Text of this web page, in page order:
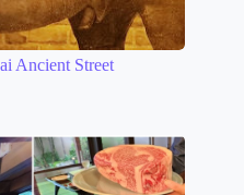
Ancient Street